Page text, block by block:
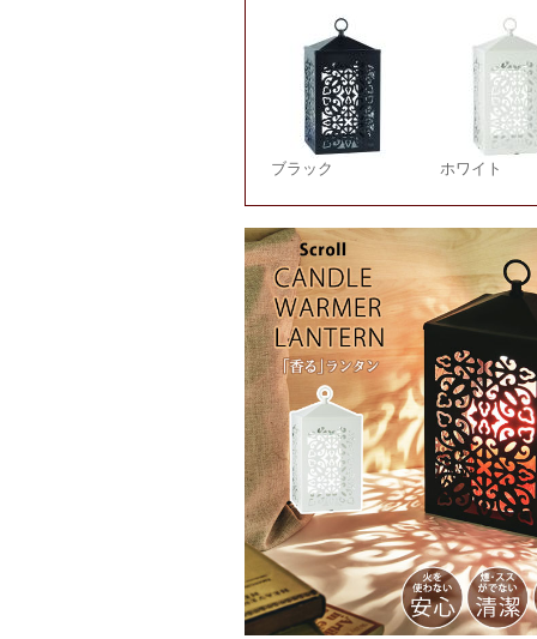
ブラック ホワイト